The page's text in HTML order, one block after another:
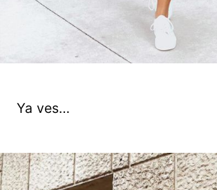
Ya ves…